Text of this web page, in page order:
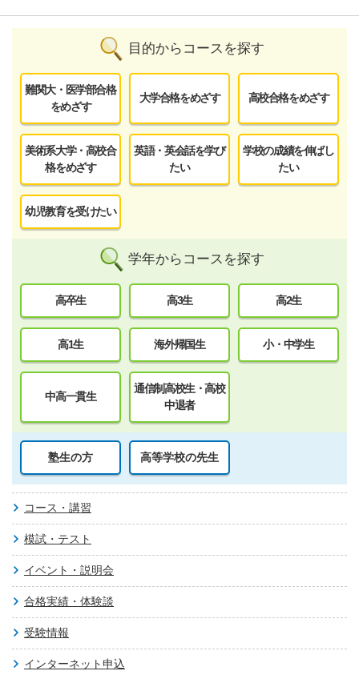
目的からコースを探す
難関大・医学部合格
をめざす
大学合格をめざす 高校合格をめざす
美術系大学・高校合
格をめざす
英語・英会話を学び
たい
学校の成績を伸ばし
たい
幼児教育を受けたい
学年からコースを探す
高卒生 高3生 高2生
高1生 海外帰国生 小・中学生
中高一貫生
通信制高校生・高校
中退者
塾生の方 高等学校の先生
コース・講習
模試・テスト
イベント・説明会
合格実績・体験談
受験情報
インターネット申込